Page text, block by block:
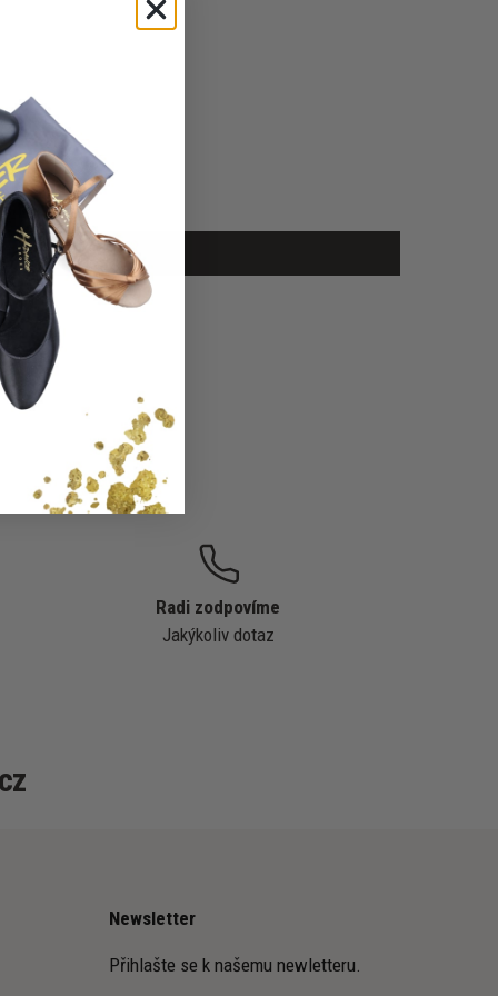
Radi zodpovíme
Jakýkoliv dotaz
Newsletter
Přihlašte se k našemu newletteru.